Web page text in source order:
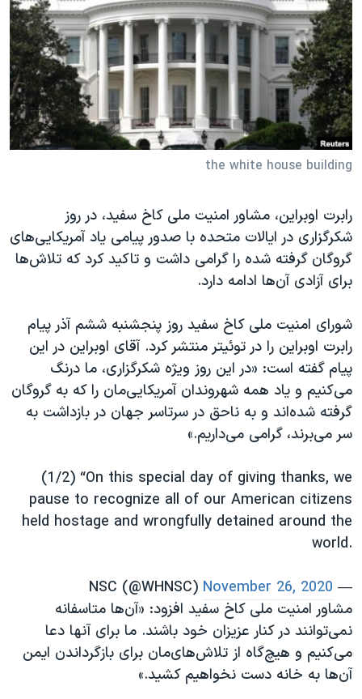
فرهنگ و زندگی
حقوق شهروندی
اقتصادی
علم و فناوری
اسرائیل در جنگ
گالری عکس
مستندها
انتخابات ریاست جمهوری آمریکا ۲۰۲۴
حمله جمهوری اسلامی به اسرائیل
رمز مهسا
ورزش زنان در ایران
اعتراضات زن، زندگی، آزادی
تریبونال مردمی آبان ۹۸
دادگاه حمید نوری
چهل سال گروگان‌گیری
اعتراضات مردمی آبان ۹۸
اسرائیل در جنگ
نرگس محمدی برنده جایزه نوبل صلح
همایش محافظه‌کاران آمریکا «سی‌پک»
سفر پرزیدنت ترامپ به چین
دنبال کنید
زبانهای مختلف
the white house building
رابرت اوبراین، مشاور امنیت ملی کاخ سفید، در روز
شکرگزاری در ایالات متحده با صدور پیامی یاد آمریکایی‌های
گروگان گرفته شده را گرامی داشت و تاکید کرد که تلاش‌ها
برای آزادی‌ آن‌ها ادامه دارد.
شورای امنیت ملی کاخ سفید روز پنجشنبه ششم آذر پیام
رابرت اوبراین را در توئیتر منتشر کرد. آقای اوبراین در این
پیام گفته است: «در این روز ویژه شکرگزاری، ما درنگ
می‌کنیم و یاد همه شهروندان آمریکایی‌مان را که به گروگان
گرفته شده‌اند و به ناحق در سرتاسر جهان در بازداشت به
سر می‌برند، گرامی می‌داریم.»
(1/2) “On this special day of giving thanks, we
pause to recognize all of our American citizens
held hostage and wrongfully detained around the
world.
— NSC (@WHNSC)
November 26, 2020
مشاور امنیت ملی کاخ سفید افزود: «آن‌ها متاسفانه
نمی‌توانند در کنار عزیزان خود باشند. ما برای آنها دعا
می‌کنیم و هیچ‌گاه از تلاش‌های‌مان برای بازگرداندن ایمن
آن‌ها به خانه دست نخواهیم کشید.»